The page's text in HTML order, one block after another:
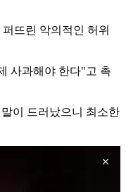
뜨린 악의적인 허위
사과해야 한다"고 촉
이 드러났으니 최소한